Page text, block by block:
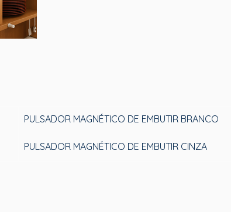
PULSADOR MAGNÉTICO DE EMBUTIR BRANCO
PULSADOR MAGNÉTICO DE EMBUTIR CINZA